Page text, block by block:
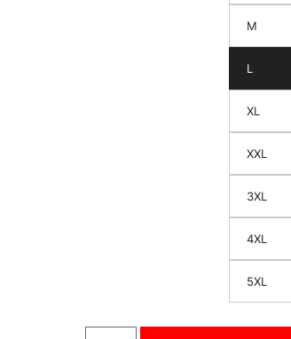
M
L
XL
XXL
3XL
4XL
5XL